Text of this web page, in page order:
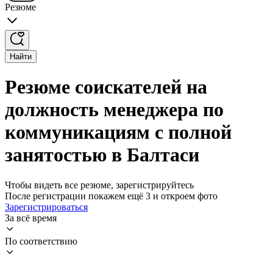
Резюме
Найти
Резюме соискателей на
должность менеджера по
коммуникациям с полной
занятостью в Балтаси
Чтобы видеть все резюме, зарегистрируйтесь
После регистрации покажем ещё 3 и откроем фото
Зарегистрироваться
За всё время
По соответствию